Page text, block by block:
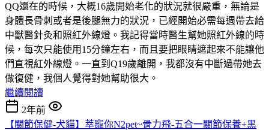
QQ還在的時候，大概16歲開始老化的狀況就很嚴重，無論是
身體長骨刺或者是後腿無力的狀況，已經開始必需每週帶去給
中獸醫針灸和照紅外線燈。我記得當時醫生幫她照紅外線的時
候，每次只能使用15分鐘左右，而且要把眼睛遮起來不能讓他
們直視紅外線燈。一直到Q19歲離開，我都沒有中斷過帶她去
做復健，我個人覺得對她幫助很大。
繼續閱讀
2年前
【關節保健-犬貓】萃寵你N2pet~骨力飛-五合一關節保養+黑